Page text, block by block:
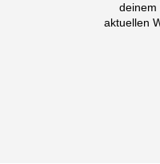
deinem
aktuellen